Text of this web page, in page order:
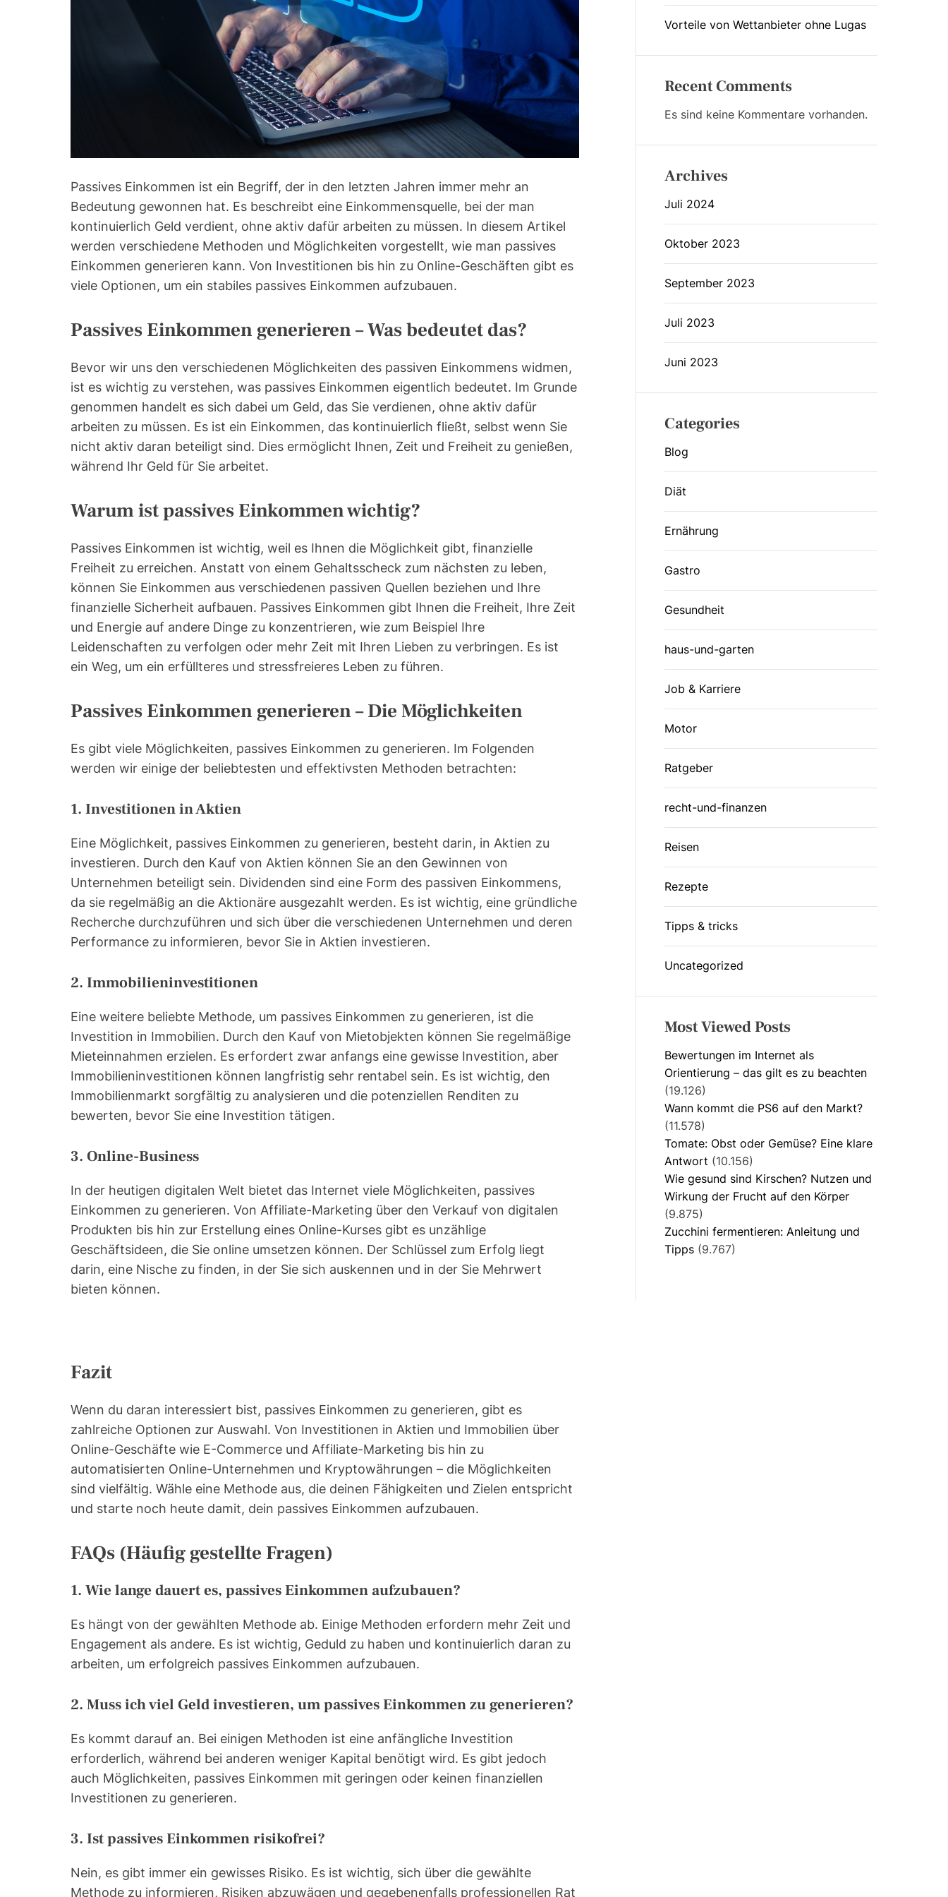
Passives Einkommen ist ein Begriff, der in den letzten Jahren immer mehr an
Bedeutung gewonnen hat. Es beschreibt eine Einkommensquelle, bei der man
kontinuierlich Geld verdient, ohne aktiv dafür arbeiten zu müssen. In diesem Artikel
werden verschiedene Methoden und Möglichkeiten vorgestellt, wie man passives
Einkommen generieren kann. Von Investitionen bis hin zu Online-Geschäften gibt es
viele Optionen, um ein stabiles passives Einkommen aufzubauen.
Passives Einkommen generieren – Was bedeutet das?
Bevor wir uns den verschiedenen Möglichkeiten des passiven Einkommens widmen,
ist es wichtig zu verstehen, was passives Einkommen eigentlich bedeutet. Im Grunde
genommen handelt es sich dabei um Geld, das Sie verdienen, ohne aktiv dafür
arbeiten zu müssen. Es ist ein Einkommen, das kontinuierlich fließt, selbst wenn Sie
nicht aktiv daran beteiligt sind. Dies ermöglicht Ihnen, Zeit und Freiheit zu genießen,
während Ihr Geld für Sie arbeitet.
Warum ist passives Einkommen wichtig?
Passives Einkommen ist wichtig, weil es Ihnen die Möglichkeit gibt, finanzielle
Freiheit zu erreichen. Anstatt von einem Gehaltsscheck zum nächsten zu leben,
können Sie Einkommen aus verschiedenen passiven Quellen beziehen und Ihre
finanzielle Sicherheit aufbauen. Passives Einkommen gibt Ihnen die Freiheit, Ihre Zeit
und Energie auf andere Dinge zu konzentrieren, wie zum Beispiel Ihre
Leidenschaften zu verfolgen oder mehr Zeit mit Ihren Lieben zu verbringen. Es ist
ein Weg, um ein erfüllteres und stressfreieres Leben zu führen.
Passives Einkommen generieren – Die Möglichkeiten
Es gibt viele Möglichkeiten, passives Einkommen zu generieren. Im Folgenden
werden wir einige der beliebtesten und effektivsten Methoden betrachten:
1. Investitionen in Aktien
Eine Möglichkeit, passives Einkommen zu generieren, besteht darin, in Aktien zu
investieren. Durch den Kauf von Aktien können Sie an den Gewinnen von
Unternehmen beteiligt sein. Dividenden sind eine Form des passiven Einkommens,
da sie regelmäßig an die Aktionäre ausgezahlt werden. Es ist wichtig, eine gründliche
Recherche durchzuführen und sich über die verschiedenen Unternehmen und deren
Performance zu informieren, bevor Sie in Aktien investieren.
2. Immobilieninvestitionen
Eine weitere beliebte Methode, um passives Einkommen zu generieren, ist die
Investition in Immobilien. Durch den Kauf von Mietobjekten können Sie regelmäßige
Mieteinnahmen erzielen. Es erfordert zwar anfangs eine gewisse Investition, aber
Immobilieninvestitionen können langfristig sehr rentabel sein. Es ist wichtig, den
Immobilienmarkt sorgfältig zu analysieren und die potenziellen Renditen zu
bewerten, bevor Sie eine Investition tätigen.
3. Online-Business
In der heutigen digitalen Welt bietet das Internet viele Möglichkeiten, passives
Einkommen zu generieren. Von Affiliate-Marketing über den Verkauf von digitalen
Produkten bis hin zur Erstellung eines Online-Kurses gibt es unzählige
Geschäftsideen, die Sie online umsetzen können. Der Schlüssel zum Erfolg liegt
darin, eine Nische zu finden, in der Sie sich auskennen und in der Sie Mehrwert
bieten können.
Fazit
Wenn du daran interessiert bist, passives Einkommen zu generieren, gibt es
zahlreiche Optionen zur Auswahl. Von Investitionen in Aktien und Immobilien über
Online-Geschäfte wie E-Commerce und Affiliate-Marketing bis hin zu
automatisierten Online-Unternehmen und Kryptowährungen – die Möglichkeiten
sind vielfältig. Wähle eine Methode aus, die deinen Fähigkeiten und Zielen entspricht
und starte noch heute damit, dein passives Einkommen aufzubauen.
FAQs (Häufig gestellte Fragen)
1. Wie lange dauert es, passives Einkommen aufzubauen?
Es hängt von der gewählten Methode ab. Einige Methoden erfordern mehr Zeit und
Engagement als andere. Es ist wichtig, Geduld zu haben und kontinuierlich daran zu
arbeiten, um erfolgreich passives Einkommen aufzubauen.
2. Muss ich viel Geld investieren, um passives Einkommen zu generieren?
Es kommt darauf an. Bei einigen Methoden ist eine anfängliche Investition
erforderlich, während bei anderen weniger Kapital benötigt wird. Es gibt jedoch
auch Möglichkeiten, passives Einkommen mit geringen oder keinen finanziellen
Investitionen zu generieren.
3. Ist passives Einkommen risikofrei?
Nein, es gibt immer ein gewisses Risiko. Es ist wichtig, sich über die gewählte
Methode zu informieren, Risiken abzuwägen und gegebenenfalls professionellen Rat
Vorteile von Wettanbieter ohne Lugas
Recent Comments
Es sind keine Kommentare vorhanden.
Archives
Juli 2024
Oktober 2023
September 2023
Juli 2023
Juni 2023
Categories
Blog
Diät
Ernährung
Gastro
Gesundheit
haus-und-garten
Job & Karriere
Motor
Ratgeber
recht-und-finanzen
Reisen
Rezepte
Tipps & tricks
Uncategorized
Most Viewed Posts
Bewertungen im Internet als
Orientierung – das gilt es zu beachten
(19.126)
Wann kommt die PS6 auf den Markt?
(11.578)
Tomate: Obst oder Gemüse? Eine klare
Antwort (10.156)
Wie gesund sind Kirschen? Nutzen und
Wirkung der Frucht auf den Körper
(9.875)
Zucchini fermentieren: Anleitung und
Tipps (9.767)